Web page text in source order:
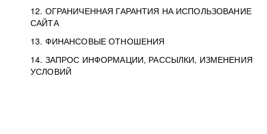
12. ОГРАНИЧЕННАЯ ГАРАНТИЯ НА ИСПОЛЬЗОВАНИЕ
САЙТА
13. ФИНАНСОВЫЕ ОТНОШЕНИЯ
14. ЗАПРОС ИНФОРМАЦИИ, РАССЫЛКИ, ИЗМЕНЕНИЯ
УСЛОВИЙ